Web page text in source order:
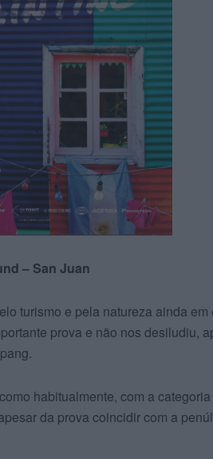
– San Juan
turismo e pela natureza ainda em
prova e não nos desiludiu,
habitualmente, com a
da prova coincidir com a